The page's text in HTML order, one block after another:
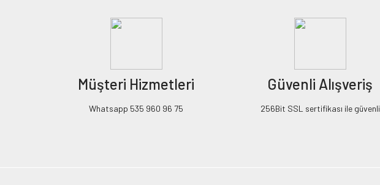
Müşteri Hizmetleri
Whatsapp 535 960 96 75
Güvenli Alışveriş
256Bit SSL sertifikası ile güvenli